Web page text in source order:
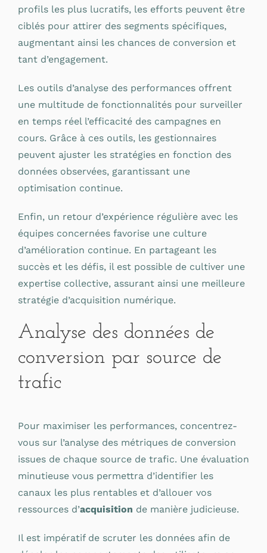
profils les plus lucratifs, les efforts peuvent être
ciblés pour attirer des segments spécifiques,
augmentant ainsi les chances de conversion et
tant d’engagement.
Les outils d’analyse des performances offrent
une multitude de fonctionnalités pour surveiller
en temps réel l’efficacité des campagnes en
cours. Grâce à ces outils, les gestionnaires
peuvent ajuster les stratégies en fonction des
données observées, garantissant une
optimisation continue.
Enfin, un retour d’expérience régulière avec les
équipes concernées favorise une culture
d’amélioration continue. En partageant les
succès et les défis, il est possible de cultiver une
expertise collective, assurant ainsi une meilleure
stratégie d’acquisition numérique.
Analyse des données de
conversion par source de
trafic
Pour maximiser les performances, concentrez-
vous sur l’analyse des métriques de conversion
issues de chaque source de trafic. Une évaluation
minutieuse vous permettra d’identifier les
canaux les plus rentables et d’allouer vos
ressources d’acquisition de manière judicieuse.
Il est impératif de scruter les données afin de